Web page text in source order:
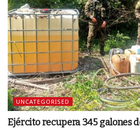
UNCATEGORISED
Ejército recupera 345 galones